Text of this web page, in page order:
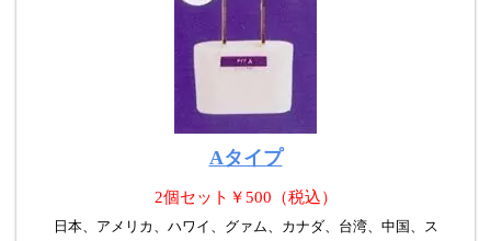
Aタイプ
2個セット￥500（税込）
日本、アメリカ、ハワイ、グァム、カナダ、台湾、中国、ス